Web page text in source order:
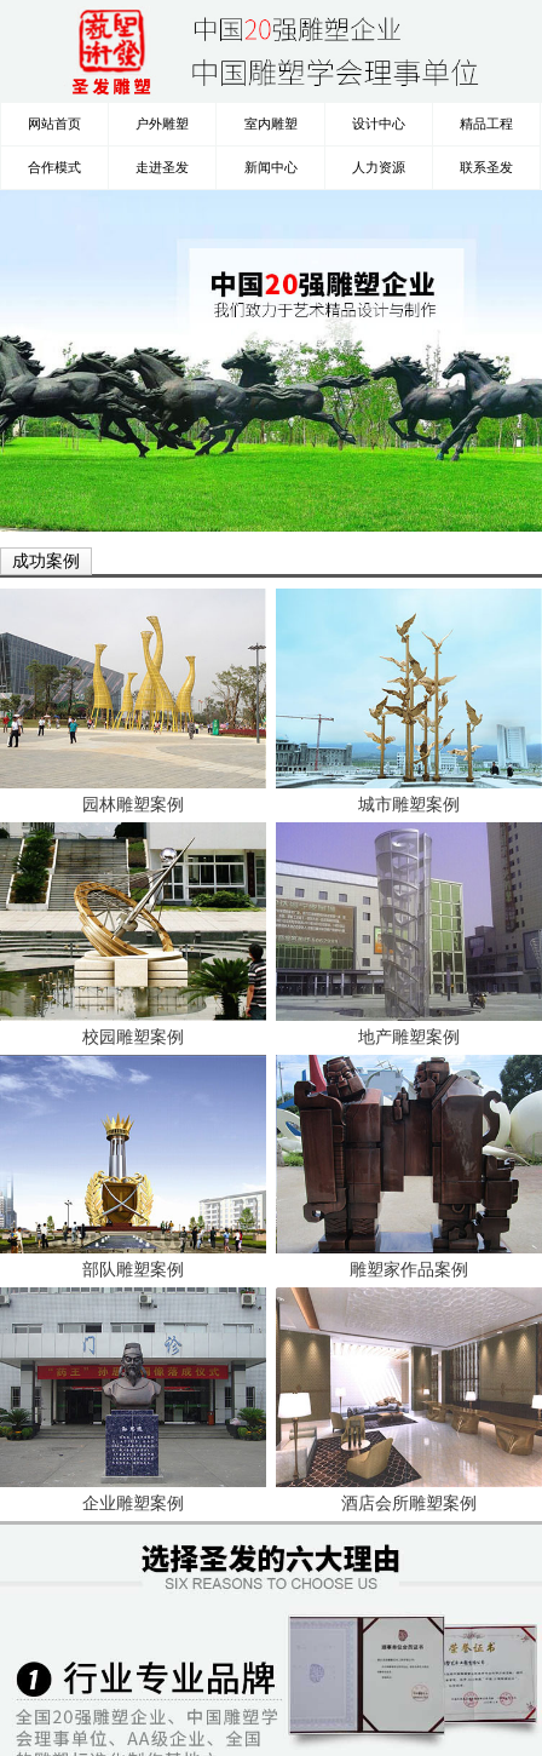
网站首页 户外雕塑 室内雕塑 设计中心 精品工程
合作模式 走进圣发 新闻中心 人力资源 联系圣发
成功案例
园林雕塑案例
校园雕塑案例
部队雕塑案例
企业雕塑案例
城市雕塑案例
地产雕塑案例
雕塑家作品案例
酒店会所雕塑案例